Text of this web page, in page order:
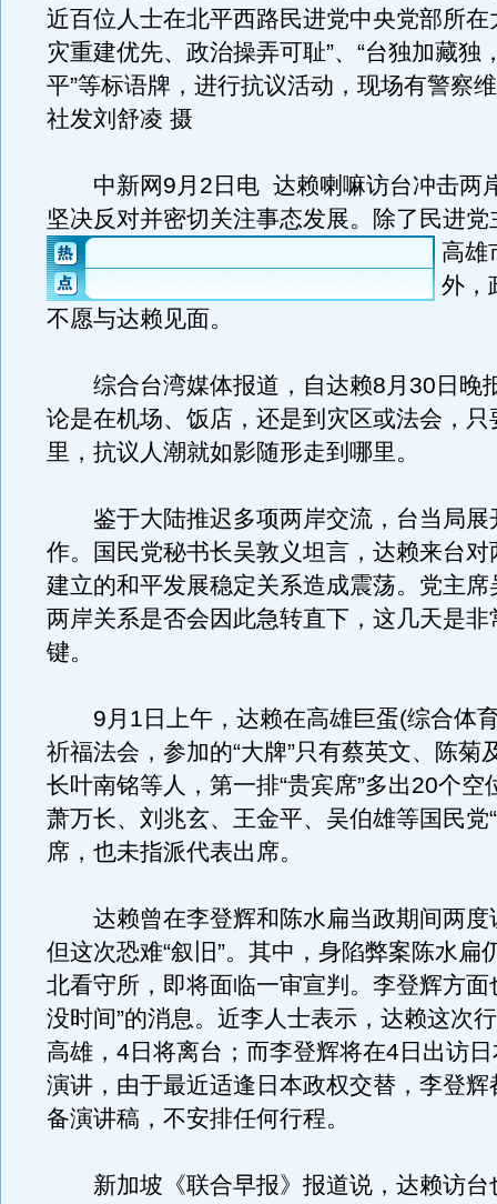
近百位人士在北平西路民进党中央党部所在
灾重建优先、政治操弄可耻”、“台独加藏独
平”等标语牌，进行抗议活动，现场有警察
社发刘舒凌 摄
中新网9月2日电 达赖喇嘛访台冲击两
坚决反对并密切关注事态发展。
除了民进
高雄
外，
不愿与达赖见面。
综合台湾媒体报道，自达赖8月30日晚
论是在机场、饭店，还是到灾区或法会，只
里，抗议人潮就如影随形走到哪里。
鉴于大陆推迟多项两岸交流，台当局展
作。国民党秘书长吴敦义坦言，达赖来台对
建立的和平发展稳定关系造成震荡。党主席
两岸关系是否会因此急转直下，这几天是非
键。
9月1日上午，达赖在高雄巨蛋(综合体
祈福法会，参加的“大牌”只有蔡英文、陈菊
长叶南铭等人，第一排“贵宾席”多出20个空
萧万长、刘兆玄、王金平、吴伯雄等国民党
席，也未指派代表出席。
达赖曾在李登辉和陈水扁当政期间两度
但这次恐难“叙旧”。其中，身陷弊案陈水扁
北看守所，即将面临一审宣判。李登辉方面
没时间”的消息。近李人士表示，达赖这次
高雄，4日将离台；而李登辉将在4日出访
演讲，由于最近适逢日本政权交替，李登辉
备演讲稿，不安排任何行程。
新加坡《联合早报》报道说，达赖访台